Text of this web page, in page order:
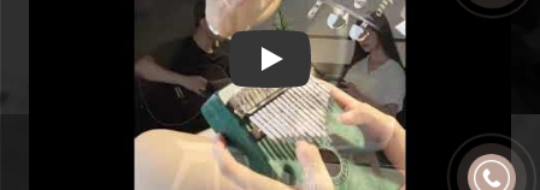
Play